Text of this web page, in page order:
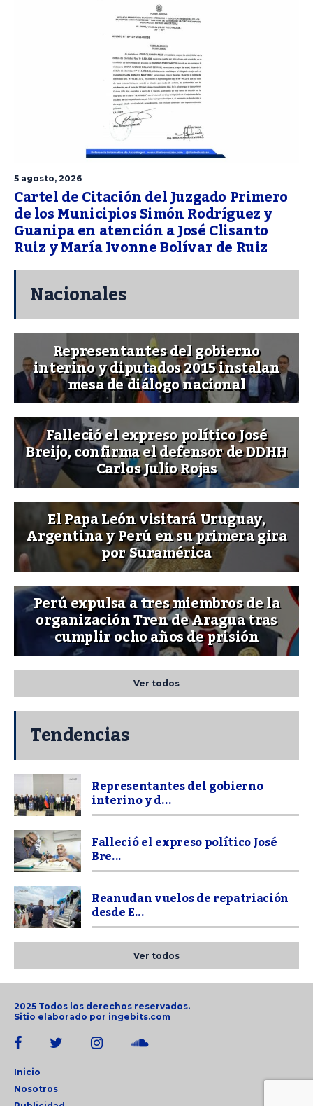
5 agosto, 2026
Cartel de Citación del Juzgado Primero
de los Municipios Simón Rodríguez y
Guanipa en atención a José Clisanto
Ruiz y María Ivonne Bolívar de Ruiz
Nacionales
Representantes del gobierno
interino y diputados 2015 instalan
mesa de diálogo nacional
Falleció el expreso político José
Breijo, confirma el defensor de DDHH
Carlos Julio Rojas
El Papa León visitará Uruguay,
Argentina y Perú en su primera gira
por Suramérica
Perú expulsa a tres miembros de la
organización Tren de Aragua tras
cumplir ocho años de prisión
Ver todos
Tendencias
Representantes del gobierno
interino y d...
Falleció el expreso político José
Bre...
Reanudan vuelos de repatriación
desde E...
Ver todos
2025 Todos los derechos reservados.
Sitio elaborado por ingebits.com
Inicio
Nosotros